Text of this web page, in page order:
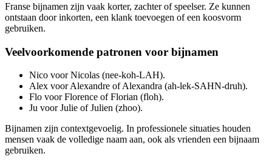
Franse bijnamen zijn vaak korter, zachter of speelser. Ze kunnen
ontstaan door inkorten, een klank toevoegen of een koosvorm
gebruiken.
Veelvoorkomende patronen voor bijnamen
Nico voor Nicolas (nee-koh-LAH).
Alex voor Alexandre of Alexandra (ah-lek-SAHN-druh).
Flo voor Florence of Florian (floh).
Ju voor Julie of Julien (zhoo).
Bijnamen zijn contextgevoelig. In professionele situaties houden
mensen vaak de volledige naam aan, ook als vrienden een bijnaam
gebruiken.